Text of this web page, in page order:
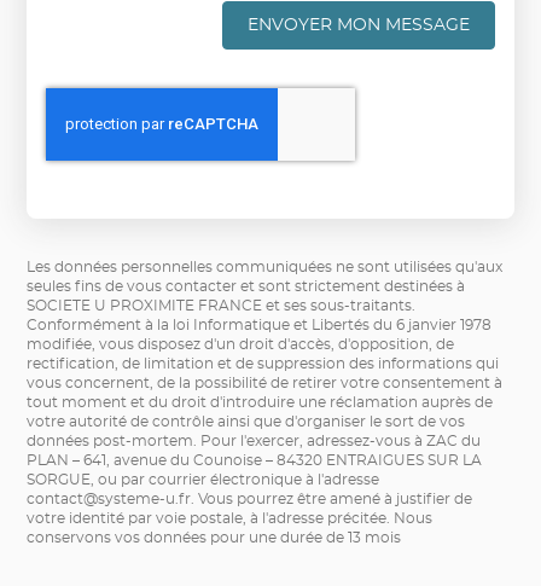
ENVOYER MON MESSAGE
Les données personnelles communiquées ne sont utilisées qu'aux
seules fins de vous contacter et sont strictement destinées à
SOCIETE U PROXIMITE FRANCE et ses sous-traitants.
Conformément à la loi Informatique et Libertés du 6 janvier 1978
modifiée, vous disposez d'un droit d'accès, d'opposition, de
rectification, de limitation et de suppression des informations qui
vous concernent, de la possibilité de retirer votre consentement à
tout moment et du droit d'introduire une réclamation auprès de
votre autorité de contrôle ainsi que d'organiser le sort de vos
données post-mortem. Pour l'exercer, adressez-vous à ZAC du
PLAN – 641, avenue du Counoise – 84320 ENTRAIGUES SUR LA
SORGUE, ou par courrier électronique à l'adresse
contact@systeme-u.fr . Vous pourrez être amené à justifier de
votre identité par voie postale, à l'adresse précitée. Nous
conservons vos données pour une durée de 13 mois